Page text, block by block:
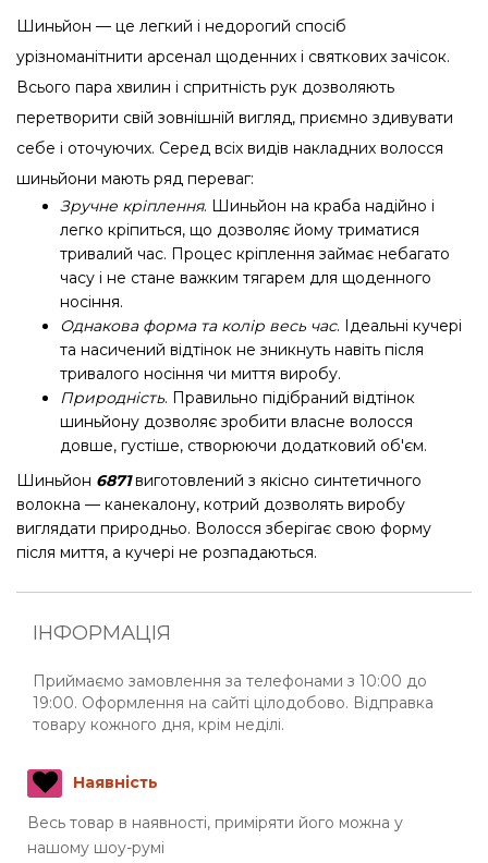
Шиньйон — це легкий і недорогий спосіб
урізноманітнити арсенал щоденних і святкових зачісок.
Всього пара хвилин і спритність рук дозволяють
перетворити свій зовнішній вигляд, приємно здивувати
себе і оточуючих. Серед всіх видів накладних волосся
шиньйони мають ряд переваг:
Зручне кріплення. Шиньйон на краба надійно і
легко кріпиться, що дозволяє йому триматися
тривалий час. Процес кріплення займає небагато
часу і не стане важким тягарем для щоденного
носіння.
Однакова форма та колір весь час. Ідеальні кучері
та насичений відтінок не зникнуть навіть після
тривалого носіння чи миття виробу.
Природність. Правильно підібраний відтінок
шиньйону дозволяє зробити власне волосся
довше, густіше, створюючи додатковий об'єм.
Шиньйон 6871виготовлений з якісно синтетичного
волокна — канекалону, котрий дозволять виробу
виглядати природньо. Волосся зберігає свою форму
після миття, а кучері не розпадаються.
ІНФОРМАЦІЯ
Приймаємо замовлення за телефонами з 10:00 до
19:00. Оформлення на сайті цілодобово. Відправка
товару кожного дня, крім неділі.
Наявність
Весь товар в наявності, приміряти його можна у
нашому шоу-румі